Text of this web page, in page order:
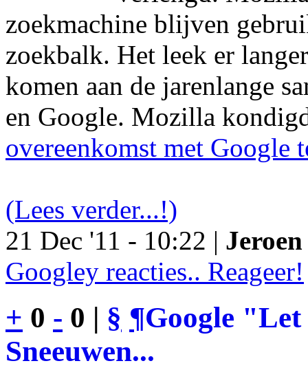
zoekmachine blijven
zoekbalk. Het leek er
komen aan de jarenlange
en Google. Mozilla
overeenkomst met Google
(Lees verder...!)
21 Dec '11 - 10:22 |
Googley reacties.. Reageer!
+ 0 - 0 | § ¶Google
Sneeuwen...